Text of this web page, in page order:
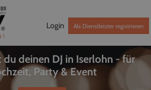
Login Als Dienstleister registrieren
du deinen DJ in Iserlohn - für
Party & Event